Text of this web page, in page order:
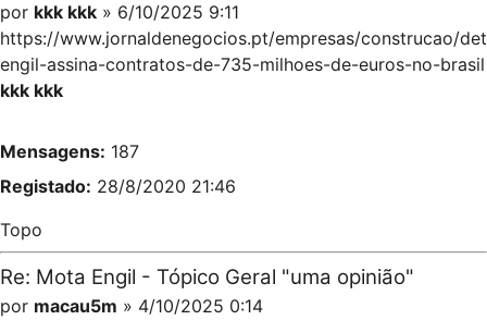
por kkk kkk » 6/10/2025 9:11
https://www.jornaldenegocios.pt/empresas/construcao/
engil-assina-contratos-de-735-milhoes-de-euros-no-brasil
kkk kkk
Mensagens: 187
Registado: 28/8/2020 21:46
Topo
Re: Mota Engil - Tópico Geral "uma opinião"
por macau5m » 4/10/2025 0:14